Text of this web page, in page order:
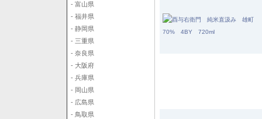
- 富山県
- 福井県
- 静岡県
- 三重県
- 奈良県
- 大阪府
- 兵庫県
- 岡山県
- 広島県
- 鳥取県